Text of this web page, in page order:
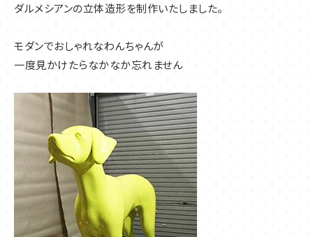
ダルメシアンの立体造形を制作いたしました。
モダンでおしゃれなわんちゃんが
一度見かけたらなかなか忘れません